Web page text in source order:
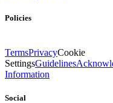
Policies
TermsPrivacyCookie
SettingsGuidelines
Information
Social